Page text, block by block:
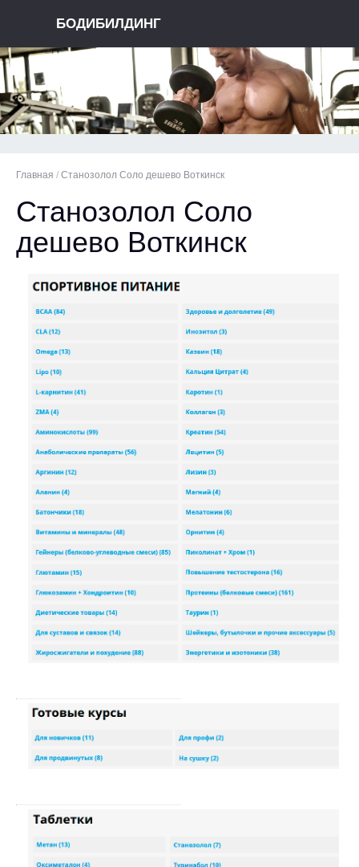
БОДИБИЛДИНГ
Главная / Станозолол Соло дешево Воткинск
Станозолол Соло
дешево Воткинск